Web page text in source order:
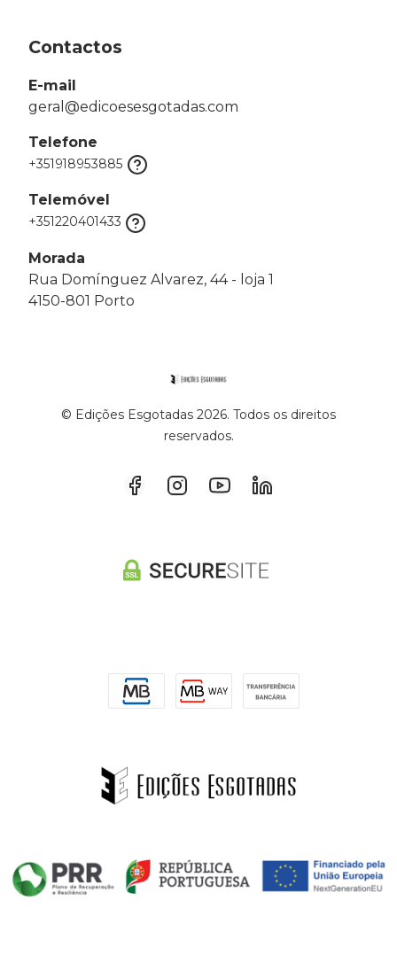
© Edições Esgotadas 2026. Todos os direitos
reservados.
Contactos
E-mail
geral@edicoesesgotadas.com
Telefone
+351918953885
Telemóvel
+351220401433
Morada
Rua Domínguez Alvarez, 44 - loja 1
4150-801 Porto